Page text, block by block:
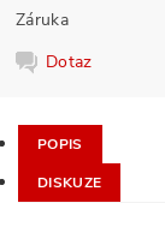
Záruka
Dotaz
POPIS
DISKUZE